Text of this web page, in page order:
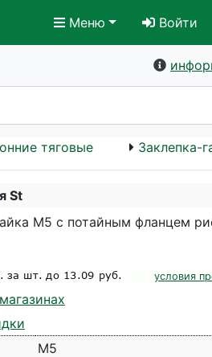
Меню Войти
тяговые Заклепка-
St
M5 с потайным фланцем
условия
M5